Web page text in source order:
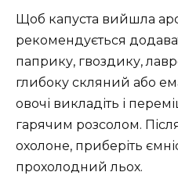
Щоб капуста вийшла
рекомендується
паприку, гвоздику,
глибоку скляний або
овочі викладіть і
гарячим розсолом.
охолоне, приберіть
прохолодний льох.